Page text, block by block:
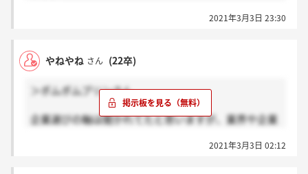
2021年3月3日 23:30
やねやね さん (22卒)
＞ポムポムプリンさん
企業選びの軸は聞かれてたと思いますが、業界や企業
2021年3月3日 02:12